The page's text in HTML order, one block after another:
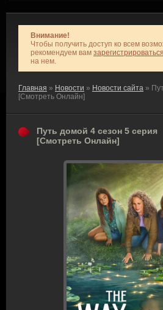
Внимание!
Чтобы получить доступ ко всем
рекомендуем вам зарегистрироваться
на нем.
Главная » Новости » Новости сайта »
[Смотреть Онлайн]
Путь домой 4 сезон 5 серия
[Смотреть Онлайн]